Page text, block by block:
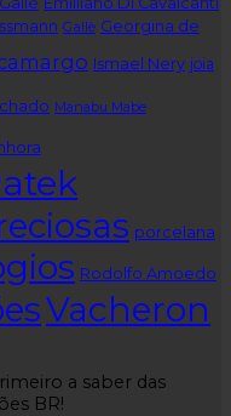
Gallè Georgina de
Ismael Nery joia
Manabu Mabe
porcelana
Rodolfo Amoedo
Vacheron
a saber das
BR!